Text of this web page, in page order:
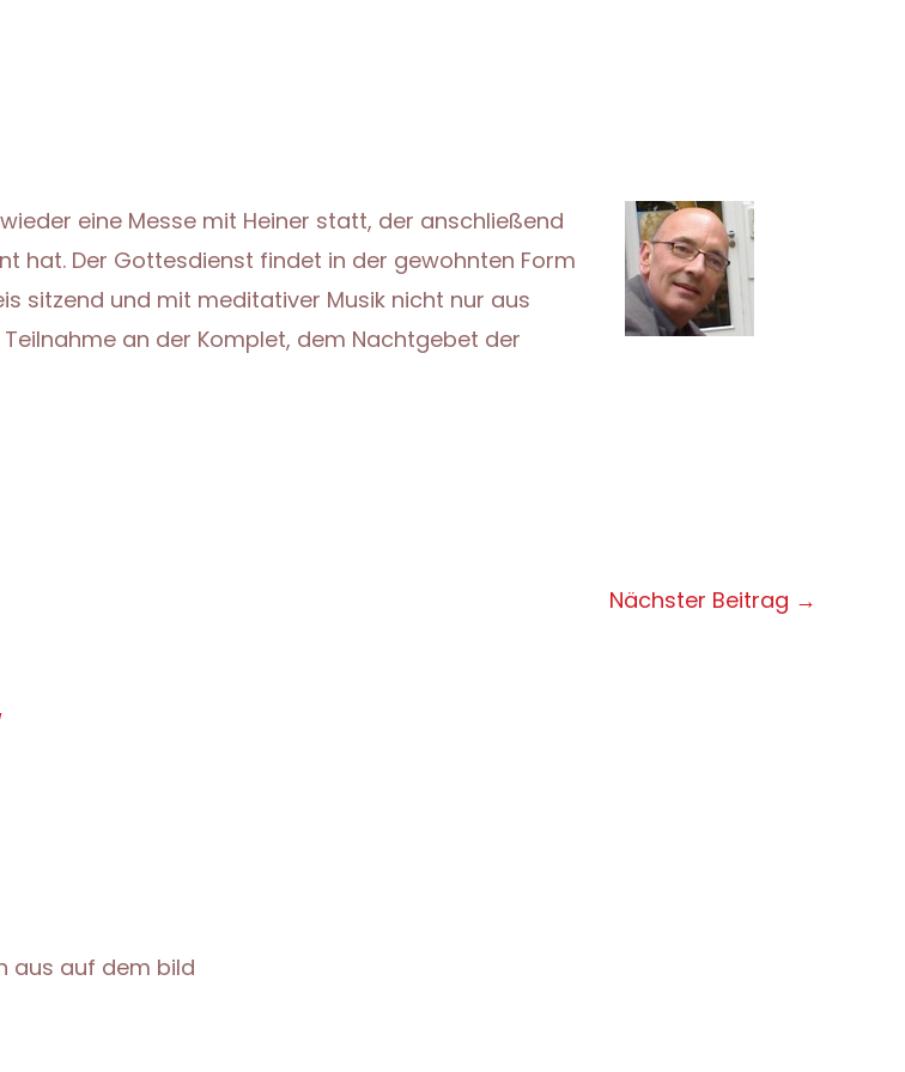
eine Messe mit Heiner statt, der anschließend
hat. Der Gottesdienst findet in der gewohnten Form
sitzend und mit meditativer Musik nicht nur aus
an der Komplet, dem Nachtgebet der
Nächster Beitrag →
aus auf dem bild